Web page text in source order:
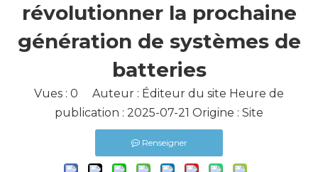
révolutionner la prochaine
génération de systèmes de
batteries
Vues : 0 Auteur : Éditeur du site Heure de
publication : 2025-07-21 Origine : Site
Renseigner